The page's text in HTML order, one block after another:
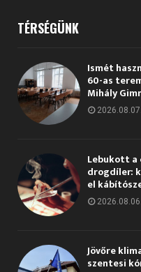
TÉRSÉGÜNK
Ismét
60-as
Mihály
2026.08.07.
Lebukott a
drogdíler:
el
2026.08.06.
Jövőre
szentesi